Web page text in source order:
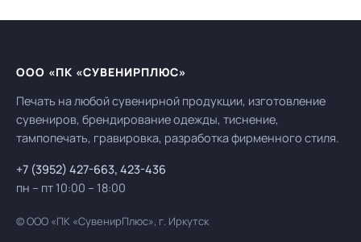
ООО «ПК «СУВЕНИРПЛЮС»
Печать на любой сувенирной продукции, изготовление
сувениров, брендирование одежды, тиснение,
тампопечать, гравировка, разработка фирменного стиля.
+7 (3952) 427-663, 423-436
пн – пт 10:00 – 18:00
© ООО «ПК «СувенирПлюс», г. Иркутск